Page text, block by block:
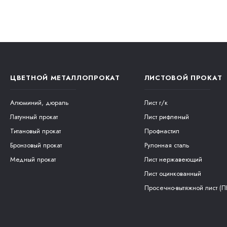
что
в
колебаниям,
Титановая
важным
ЦВЕТНОЙ МЕТАЛЛОПРОКАТ
Алюминий, дюраль
Латунный прокат
Титановый прокат
Бронзовый прокат
Медный прокат
ЛИСТОВОЙ ПРОКАТ
Лист г/к
Лист рифленый
Профнастил
Рулонная сталь
Лист нержавеющий
Лист оцинкованный
Просечно-вытяжной лист